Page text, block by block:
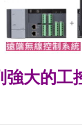
強大的工